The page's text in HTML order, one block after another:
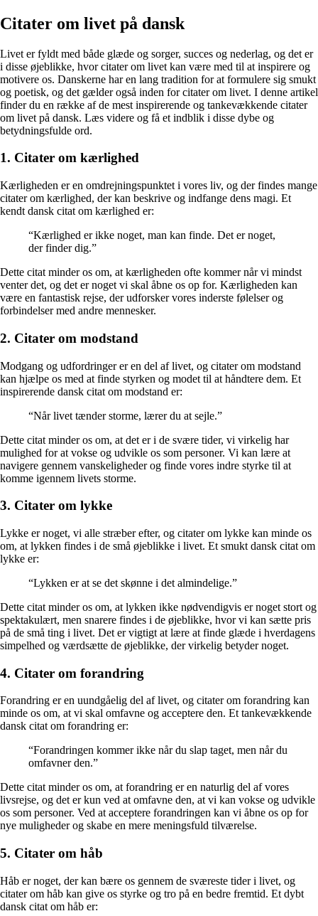
Citater om livet på dansk
Livet er fyldt med både glæde og sorger, succes og nederlag, og det er
i disse øjeblikke, hvor citater om livet kan være med til at inspirere og
motivere os. Danskerne har en lang tradition for at formulere sig smukt
og poetisk, og det gælder også inden for citater om livet. I denne artikel
finder du en række af de mest inspirerende og tankevækkende citater
om livet på dansk. Læs videre og få et indblik i disse dybe og
betydningsfulde ord.
1. Citater om kærlighed
Kærligheden er en omdrejningspunktet i vores liv, og der findes mange
citater om kærlighed, der kan beskrive og indfange dens magi. Et
kendt dansk citat om kærlighed er:
“Kærlighed er ikke noget, man kan finde. Det er noget,
der finder dig.”
Dette citat minder os om, at kærligheden ofte kommer når vi mindst
venter det, og det er noget vi skal åbne os op for. Kærligheden kan
være en fantastisk rejse, der udforsker vores inderste følelser og
forbindelser med andre mennesker.
2. Citater om modstand
Modgang og udfordringer er en del af livet, og citater om modstand
kan hjælpe os med at finde styrken og modet til at håndtere dem. Et
inspirerende dansk citat om modstand er:
“Når livet tænder storme, lærer du at sejle.”
Dette citat minder os om, at det er i de svære tider, vi virkelig har
mulighed for at vokse og udvikle os som personer. Vi kan lære at
navigere gennem vanskeligheder og finde vores indre styrke til at
komme igennem livets storme.
3. Citater om lykke
Lykke er noget, vi alle stræber efter, og citater om lykke kan minde os
om, at lykken findes i de små øjeblikke i livet. Et smukt dansk citat om
lykke er:
“Lykken er at se det skønne i det almindelige.”
Dette citat minder os om, at lykken ikke nødvendigvis er noget stort og
spektakulært, men snarere findes i de øjeblikke, hvor vi kan sætte pris
på de små ting i livet. Det er vigtigt at lære at finde glæde i hverdagens
simpelhed og værdsætte de øjeblikke, der virkelig betyder noget.
4. Citater om forandring
Forandring er en uundgåelig del af livet, og citater om forandring kan
minde os om, at vi skal omfavne og acceptere den. Et tankevækkende
dansk citat om forandring er:
“Forandringen kommer ikke når du slap taget, men når du
omfavner den.”
Dette citat minder os om, at forandring er en naturlig del af vores
livsrejse, og det er kun ved at omfavne den, at vi kan vokse og udvikle
os som personer. Ved at acceptere forandringen kan vi åbne os op for
nye muligheder og skabe en mere meningsfuld tilværelse.
5. Citater om håb
Håb er noget, der kan bære os gennem de sværeste tider i livet, og
citater om håb kan give os styrke og tro på en bedre fremtid. Et dybt
dansk citat om håb er: